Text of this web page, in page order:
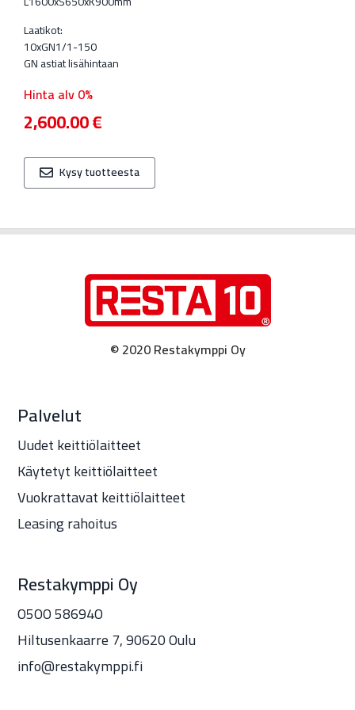
Laatikot:
10xGN1/1-150
GN astiat lisähintaan
Hinta alv 0%
2,600.00€
Kysy tuotteesta
© 2020 Restakymppi Oy
Palvelut
Uudet keittiölaitteet
Käytetyt keittiölaitteet
Vuokrattavat keittiölaitteet
Leasing rahoitus
Restakymppi Oy
O5OO 58694O
Hiltusenkaarre 7, 90620 Oulu
info@restakymppi.fi